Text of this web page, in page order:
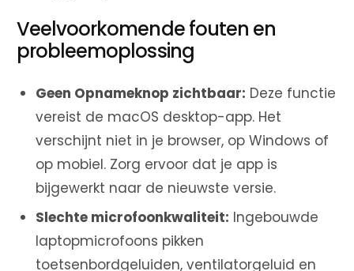
Veelvoorkomende fouten en
probleemoplossing
Geen Opnameknop zichtbaar: Deze functie
vereist de macOS desktop-app. Het
verschijnt niet in je browser, op Windows of
op mobiel. Zorg ervoor dat je app is
bijgewerkt naar de nieuwste versie.
Slechte microfoonkwaliteit: Ingebouwde
laptopmicrofoons pikken
toetsenbordgeluiden, ventilatorgeluid en